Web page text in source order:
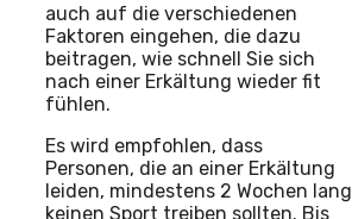
auch auf die verschiedenen
Faktoren eingehen, die dazu
beitragen, wie schnell Sie sich
nach einer Erkältung wieder fit
fühlen.
Es wird empfohlen, dass
Personen, die an einer Erkältung
leiden, mindestens 2 Wochen lang
keinen Sport treiben sollten. Bis